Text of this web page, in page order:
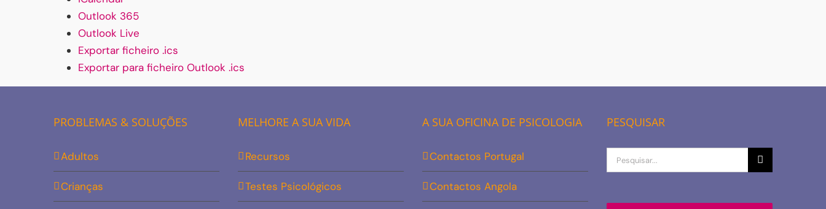
Outlook 365
Outlook Live
Exportar ficheiro .ics
Exportar para ficheiro Outlook .ics
PROBLEMAS & SOLUÇÕES
Adultos
Crianças
MELHORE A SUA VIDA
Recursos
Testes Psicológicos
A SUA OFICINA DE PSICOLOGIA
Contactos Portugal
Contactos Angola
PESQUISAR
Procurar
por